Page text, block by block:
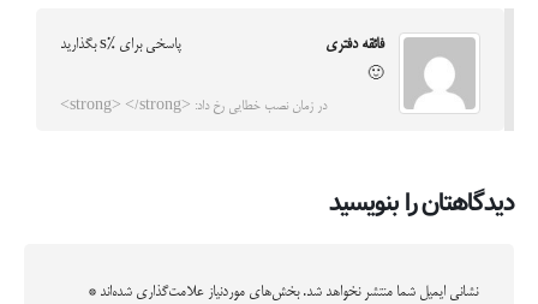
فائقه دفتری پاسخی برای %s بگذارید
🙂
در زمان نصب خطایی رخ داد: <strong> </strong>
دیدگاهتان را بنویسید
نشانی ایمیل شما منتشر نخواهد شد. بخش‌های موردنیاز علامت‌گذاری شده‌اند *